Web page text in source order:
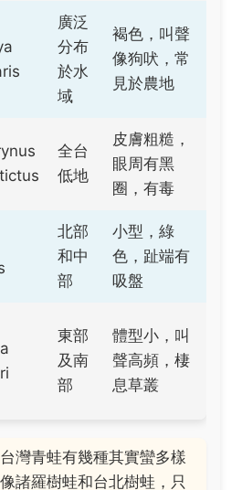
廣泛
分布
於水
域
褐色，叫聲
像狗吠，常
見於農地
全台
低地
皮膚粗糙，
眼周有黑
圈，有毒
北部
和中
部
小型，綠
色，趾端有
吸盤
東部
及南
部
體型小，叫
聲高頻，棲
息草叢
灣青蛙有幾種其實蠻多樣
諸羅樹蛙和台北樹蛙，只